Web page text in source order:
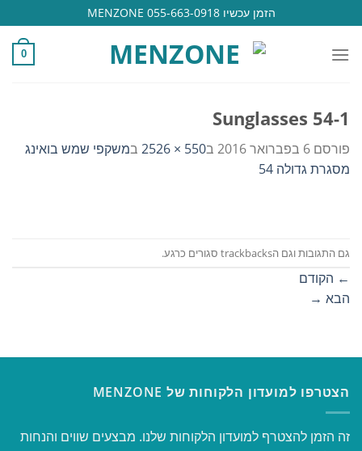
to
content
הזמן עכשיו 055-663-0918 MENZONE
0
Sunglasses 54-1
פורסם 6 בפברואר 2016 ב550 × 2526 במשקפי שמש בואינג
מסגרת גדולה 54
גם התגובות וגם הtrackbacks סגורים כרגע.
← הקודם
הבא →
הצטרפו למועדון הלקוחות של MENZONE
זה הזמן להצטרף למועדון הלקוחות שלנו. מבצעים שווים והנחות